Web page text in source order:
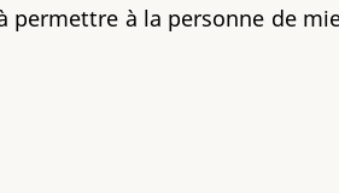
à la personne de